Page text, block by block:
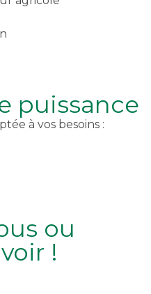
puissance
à vos besoins :
ou
!